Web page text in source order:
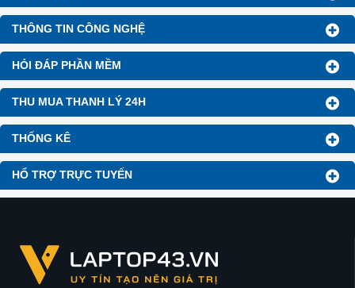
THÔNG TIN CÔNG NGHỆ
HỎI ĐÁP PHẦN MỀM
THU MUA THANH LÝ 24H
THỐNG KÊ
HỔ TRỢ TRỰC TUYẾN